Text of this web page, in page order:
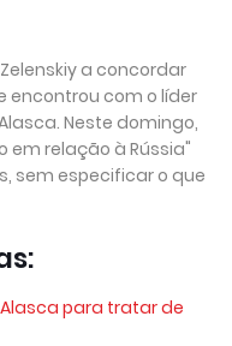
a concordar
encontrou com o líder
Neste domingo,
relação à Rússia"
sem especificar o que
para tratar de